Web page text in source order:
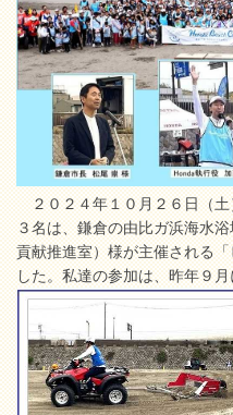
２０２４年１０月２６日（土
３名は、鎌倉の由比ガ浜海水
貢献推進室）様が主催される
した。私達の参加は、昨年９